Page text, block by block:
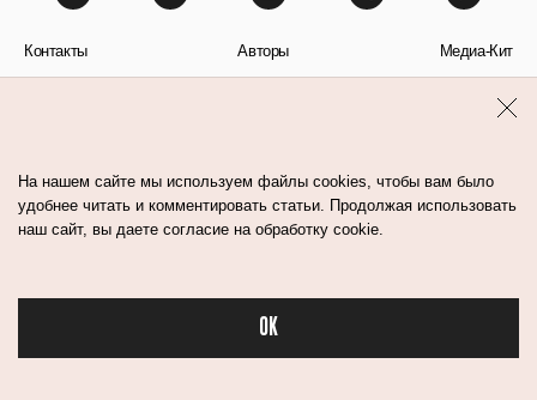
Бьюти в спорте
Контакты Авторы Медиа-Кит
На нашем сайте мы используем файлы cookies, чтобы вам было
удобнее читать и комментировать статьи. Продолжая использовать
наш сайт, вы даете согласие на обработку cookie.
OK